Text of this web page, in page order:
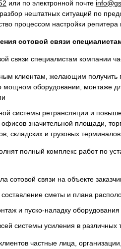
или по электронной почте
нештатных ситуаций по
процессом настройки
сотовой связи
связи специалистам компании
клиентам, желающим получить
мощном оборудовании, монтаже
системы ретрансляции и
значительной площади,
складских и грузовых
полный комплекс работ по
сотовой связи на объекте
сметы и плана
и пуско-наладку оборудования
системы усиления в различных
частные лица,